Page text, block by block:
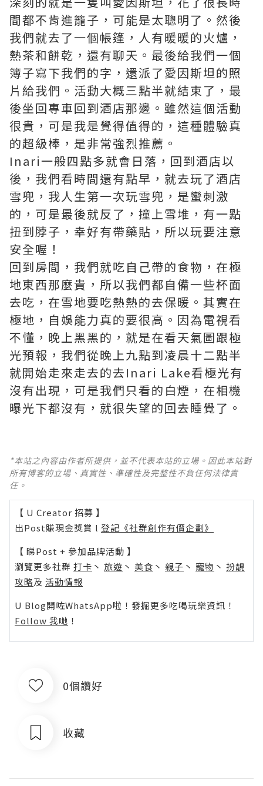
間都不肯進籠子，可能是太聰明了。然後
我們就去了一個帳篷，人有暖暖的火爐，
熱茶和餅乾，還有聊天。最後給我們一個
簿子寫下我們的字，還派了愛因斯坦的照
片給我們。活動大概三點半就結束了，最
後坐回專車回到酒店那邊。雖然這個活動
很貴，可是我是覺得值得的，這種體驗真
的超級棒，是非常強烈推薦。
Inari一般四點多就會日落，回到酒店以
後，我們看時間還有點早，就去玩了酒店
雪兜，我人生第一次玩雪兜，是蠻刺激
的，可是最後就反了，撞上雪堆，有一點
扭到脖子，幸好有帶藥貼，所以玩要注意
安全喔！
回到房間，我們就吃自己帶的食物，在極
地東西那麼貴，所以我們都自備一些杯面
去吃，在雪地要吃熱熱的去保暖。其實在
極地，自娛能力真的要很高。因為電視看
不懂，晚上黑黑的，就是在看天氣圖跟極
光預報，我們從晚上九點到凌晨十二點半
就開始走來走去的去Inari Lake看極光有
沒有出現，可是我們只看的白煙，在相機
曝光下都沒有，就很失望的回去睡覺了。
*本站之內容由作者所提供，並不代表本站的立場。因此本站對
所有博客的立場、真實性、準確性及完整性不負任何法律責
任。
【 U Creator 招募 】
出Post賺現金獎賞 l 登記《社群創作有價企劃》
【 睇Post + 參加品牌活動 】
瀏覽更多社群 打卡 丶 旅遊 丶 美食 丶 親子 丶 寵物 丶 扮靚
攻略及 活動情報
U Blog開咗WhatsApp啦！發掘更多吃喝玩樂資訊！
Follow 我哋 ！
0個讚好
收藏